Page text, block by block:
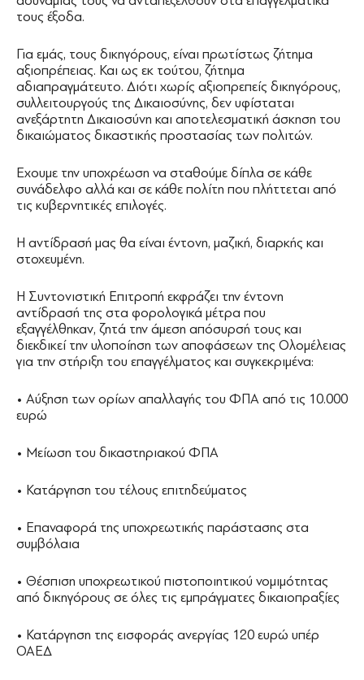
τους έξοδα.
Για εμάς, τους δικηγόρους, είναι πρωτίστως ζήτημα
αξιοπρέπειας. Και ως εκ τούτου, ζήτημα
αδιαπραγμάτευτο. Διότι χωρίς αξιοπρεπείς δικηγόρους,
συλλειτουργούς της Δικαιοσύνης, δεν υφίσταται
ανεξάρτητη Δικαιοσύνη και αποτελεσματική άσκηση του
δικαιώματος δικαστικής προστασίας των πολιτών.
Εχουμε την υποχρέωση να σταθούμε δίπλα σε κάθε
συνάδελφο αλλά και σε κάθε πολίτη που πλήττεται από
τις κυβερνητικές επιλογές.
Η αντίδρασή μας θα είναι έντονη, μαζική, διαρκής και
στοχευμένη.
Η Συντονιστική Επιτροπή εκφράζει την έντονη
αντίδρασή της στα φορολογικά μέτρα που
εξαγγέλθηκαν, ζητά την άμεση απόσυρσή τους και
διεκδικεί την υλοποίηση των αποφάσεων της Ολομέλειας
για την στήριξη του επαγγέλματος και συγκεκριμένα:
• Αύξηση των ορίων απαλλαγής του ΦΠΑ από τις 10.000
ευρώ
• Μείωση του δικαστηριακού ΦΠΑ
• Κατάργηση του τέλους επιτηδεύματος
• Επαναφορά της υποχρεωτικής παράστασης στα
συμβόλαια
• Θέσπιση υποχρεωτικού πιστοποιητικού νομιμότητας
από δικηγόρους σε όλες τις εμπράγματες δικαιοπραξίες
• Κατάργηση της εισφοράς ανεργίας 120 ευρώ υπέρ
ΟΑΕΔ